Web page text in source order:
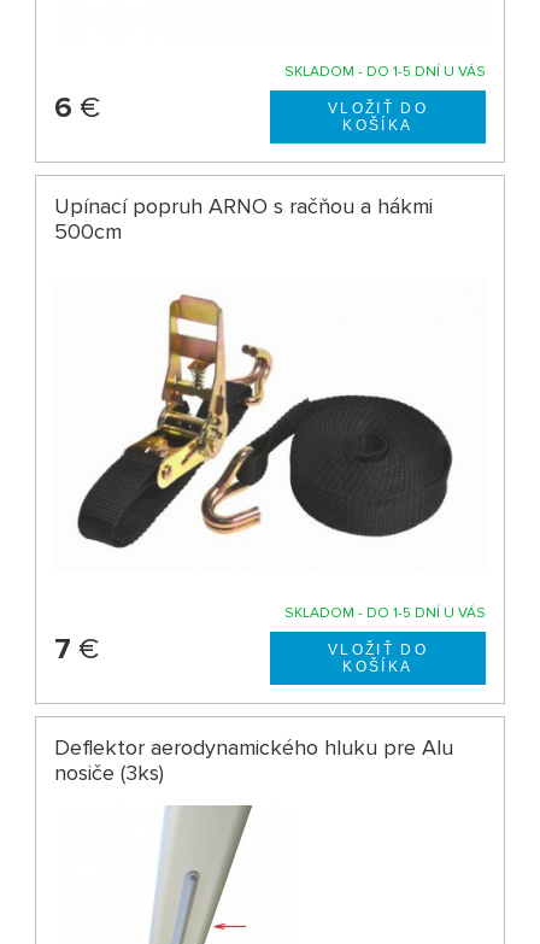
SKLADOM - DO 1-5 DNÍ U VÁS
6 €
Upínací popruh ARNO s račňou a hákmi
500cm
SKLADOM - DO 1-5 DNÍ U VÁS
7 €
Deflektor aerodynamického hluku pre Alu
nosiče (3ks)